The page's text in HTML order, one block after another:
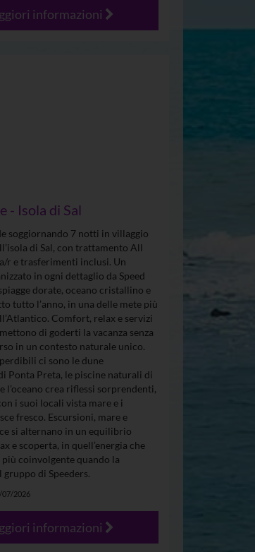
informazioni
- Isola di Sal
soggiornando 7 notti in villaggio
di Sal, con trattamento All
r e trasferimenti inclusi. Un
in ogni dettaglio da Speed
dorate, oceano cristallino e
tutto l’anno, in una delle mete più
Comfort, relax e servizi
di goderti la vacanza senza
in un contesto naturale unico.
ci sono le dune
Ponta Preta, le piscine naturali di
l’oceano crea riflessi sorprendenti,
i suoi locali vista mare e i
fresco. Escursioni, mare e
si alternano in un equilibrio
e scoperta, in quell’energia che
coinvolgente quando la
di Speeders.
07/2026
informazioni